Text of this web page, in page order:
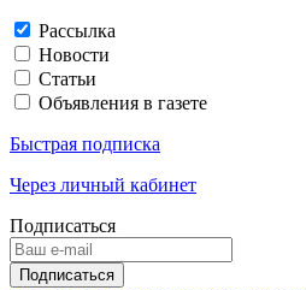
Рассылка
Новости
Статьи
Объявления в газете
Быстрая подписка
Через личный кабинет
Подписаться